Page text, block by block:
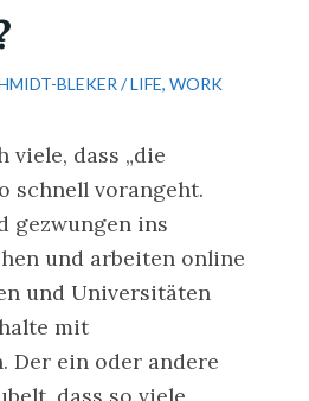
BLEKER /LIFE, WORK
viele, dass „die
schnell vorangeht.
gezwungen ins
und arbeiten online
und Universitäten
mit
Der ein oder andere